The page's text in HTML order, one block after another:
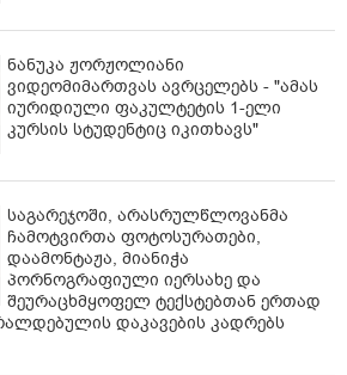
ნანუკა ჟორჟოლიანი
ვიდეომიმართვას ავრცელებს - "ამას
იურიდიული ფაკულტეტის 1-ელი
კურსის სტუდენტიც იკითხავს"
საგარეჯოში, არასრულწლოვანმა
ჩამოტვირთა ფოტოსურათები,
დაამონტაჟა, მიანიჭა
პორნოგრაფიული იერსახე და
შეურაცხმყოფელ ტექსტებთან ერთად
დაკავების კადრებს